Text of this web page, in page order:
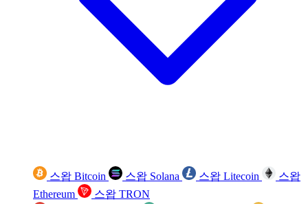
스왑 Bitcoin 스왑 Solana 스왑 Litecoin
스왑
Ethereum
스왑 TRON